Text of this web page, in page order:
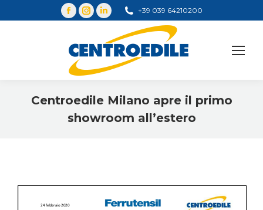
+39 039 64210200
Centroedile Milano apre il primo
showroom all’estero